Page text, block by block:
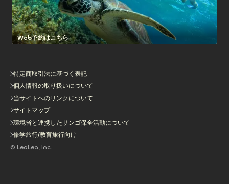
Web予約はこちら
特定商取引法に基づく表記
個人情報の取り扱いについて
当サイトへのリンクについて
サイトマップ
環境省と連携したサンゴ保全活動について
修学旅行/教育旅行向け
© LeaLea, Inc.